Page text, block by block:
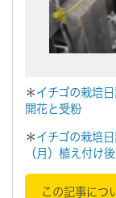
＊ イチゴの栽培
開花と受粉
＊ イチゴの栽培
（月）植え付け
この記事につ